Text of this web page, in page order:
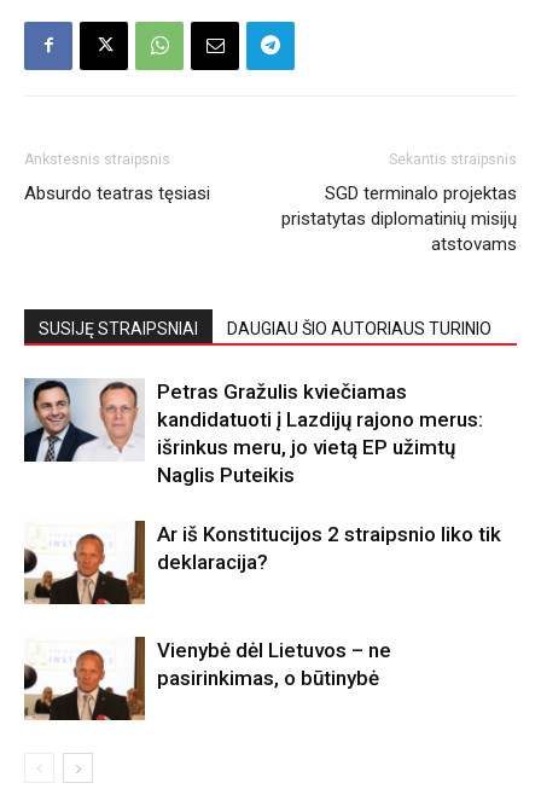
Ankstesnis straipsnis
Absurdo teatras tęsiasi
Sekantis straipsnis
SGD terminalo projektas
pristatytas diplomatinių misijų
atstovams
SUSIJĘ STRAIPSNIAI DAUGIAU ŠIO AUTORIAUS TURINIO
Petras Gražulis kviečiamas
kandidatuoti į Lazdijų rajono merus:
išrinkus meru, jo vietą EP užimtų
Naglis Puteikis
Ar iš Konstitucijos 2 straipsnio liko tik
deklaracija?
Vienybė dėl Lietuvos – ne
pasirinkimas, o būtinybė